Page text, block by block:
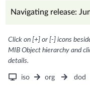
Navigating release:
Click on [+] or [-] icons
MIB Object hierarchy and
details.
iso org dod